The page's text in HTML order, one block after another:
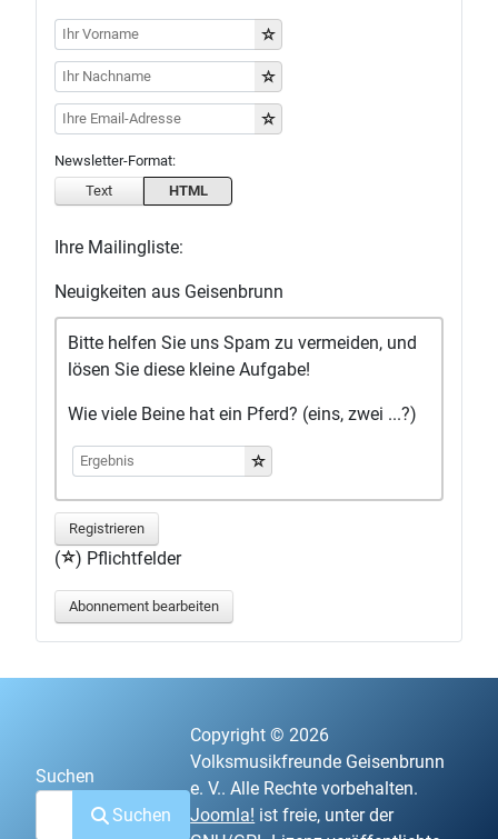
Newsletter-Format:
Text
HTML
Ihre Mailingliste:
Neuigkeiten aus Geisenbrunn
Bitte helfen Sie uns Spam zu vermeiden, und
lösen Sie diese kleine Aufgabe!
Wie viele Beine hat ein Pferd? (eins, zwei ...?)
Registrieren
( ) Pflichtfelder
Abonnement bearbeiten
Suchen
Suchen
Copyright © 2026
Volksmusikfreunde Geisenbrunn
e. V.. Alle Rechte vorbehalten.
Joomla! ist freie, unter der